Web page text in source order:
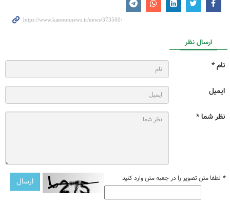
ارسال نظر
نام *
ایمیل
نظر شما *
* لطفا متن تصویر را در جعبه متن وارد کنید